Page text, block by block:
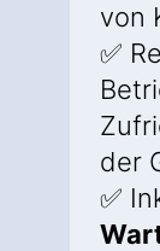
von
✅
der
✅